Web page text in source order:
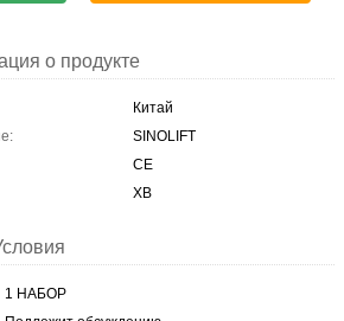
о продукте
Китай
SINOLIFT
CE
ХВ
1 НАБОР